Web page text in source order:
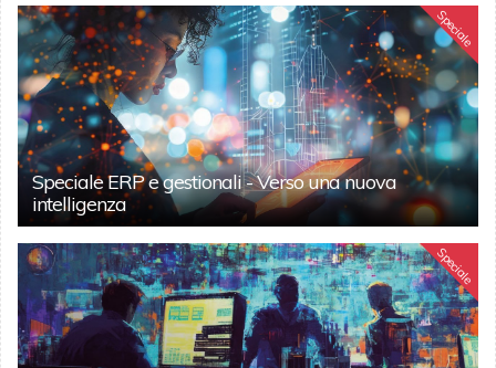
Speciale
Speciale ERP e gestionali - Verso una nuova
intelligenza
Speciale